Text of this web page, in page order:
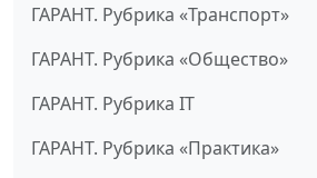
ГАРАНТ. Рубрика «Транспорт»
ГАРАНТ. Рубрика «Общество»
ГАРАНТ. Рубрика IT
ГАРАНТ. Рубрика «Практика»